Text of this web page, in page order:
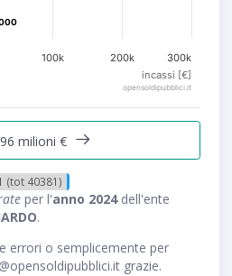
incassi [€]
100k 200k 300k
opensoldipubblici.it
milioni €
(tot 40381)
per l'anno 2024dell'ente
.
errori o semplicemente per
grazie.